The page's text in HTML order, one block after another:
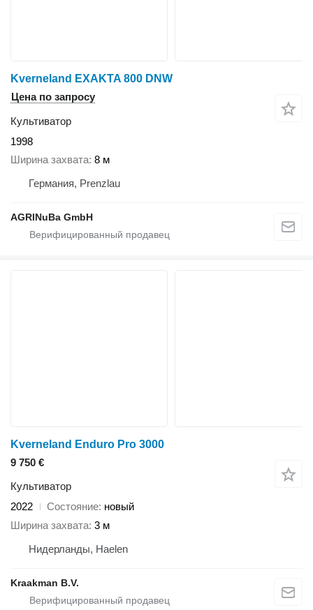
Kverneland EXAKTA 800 DNW
Цена по запросу
Культиватор
1998
Ширина захвата 8 м
Германия, Prenzlau
AGRINuBa GmbH
Kverneland Enduro Pro 3000
9 750 €
Культиватор
2022
Состояние новый
Ширина захвата 3 м
Нидерланды, Haelen
Kraakman B.V.